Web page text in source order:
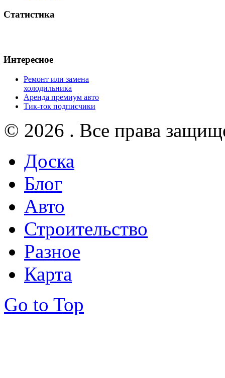
Статистика
Интересное
Ремонт или замена
холодильника
Аренда премиум авто
Тик-ток подписчики
© 2026 . Все права
Доска
Блог
Авто
Строительство
Разное
Карта
Go to Top